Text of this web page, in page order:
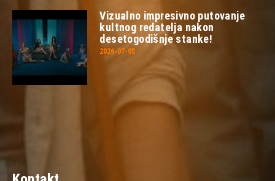
Vizualno impresivno putovanje
kultnog redatelja nakon
desetogodišnje stanke!
2026-07-05